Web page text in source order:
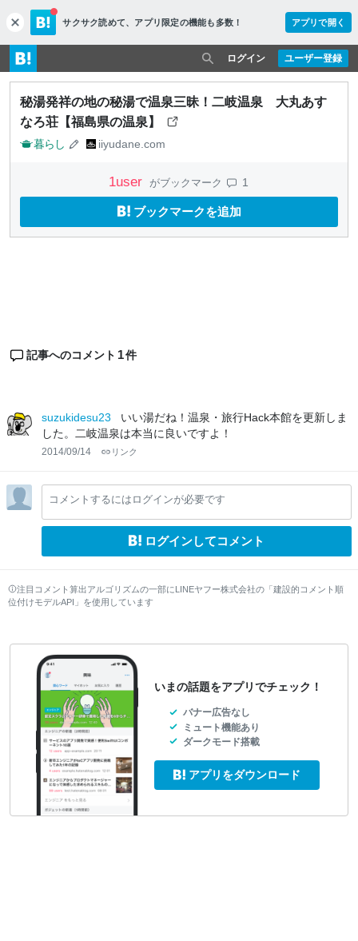
c
l
o
s
e
サクサク読めて、 アプリ限定の機能も多数！ アプリで開く
ユーザー登録
ログイン
秘湯発祥の地の秘湯で温泉三昧！二岐温泉 大丸あす
なろ荘【福島県の温泉】
暮らし iiyudane.com
1user がブックマーク 1
ブックマークを追加
記事へのコメント 1件
suzukidesu23
いい湯だね！温泉・旅行Hack本館を更新しま
した。二岐温泉は本当に良いですよ！
2014/09/14 リンク
コメントするにはログインが必要です
ログインしてコメント
注目コメント算出アルゴリズムの一部にLINEヤフー株式会社の「建設的コメント順
位付けモデルAPI」を使用しています
いまの話題をアプリでチェック！
バナー広告なし
ミュート機能あり
ダークモード搭載
アプリをダウンロード